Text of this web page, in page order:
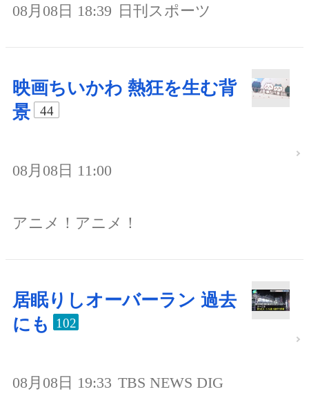
08月08日 18:39 日刊スポーツ
映画ちいかわ 熱狂を生む背
景
44
08月08日 11:00
アニメ！アニメ！
居眠りしオーバーラン 過去
にも
102
08月08日 19:33 TBS NEWS DIG